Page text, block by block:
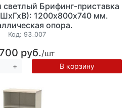
Брифинг-приставка
1200х800х740 мм.
опора.
Код: 93_007
руб./шт
+ В корзину